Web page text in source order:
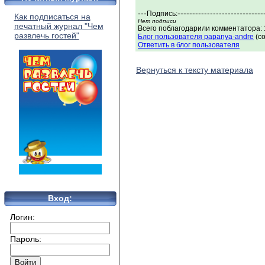
Как подписаться на
печатный журнал "Чем
развлечь гостей"
Вход:
Логин:
Пароль:
--- Подпись:
Нет подписи
Всего поблагодарили
Блог пользователя papanya-andre
Ответить в блог пользователя
Вернуться к тексту материала